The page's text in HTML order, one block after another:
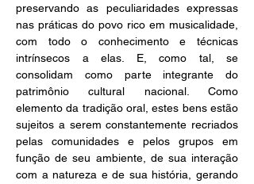
preservando as peculiaridades expressas
nas práticas do povo rico em musicalidade,
com todo o conhecimento e técnicas
intrínsecos a elas. E, como tal, se
consolidam como parte integrante do
patrimônio cultural nacional. Como
elemento da tradição oral, estes bens estão
sujeitos a serem constantemente recriados
pelas comunidades e pelos grupos em
função de seu ambiente, de sua interação
com a natureza e de sua história, gerando